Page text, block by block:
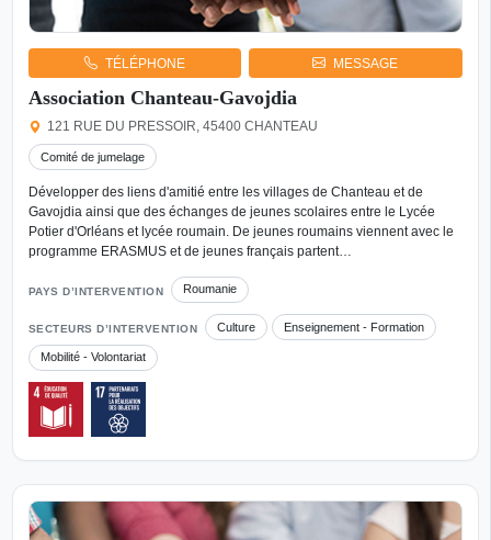
TÉLÉPHONE MESSAGE
Association Chanteau-Gavojdia
121 RUE DU PRESSOIR, 45400 CHANTEAU
Comité de jumelage
Développer des liens d'amitié entre les villages de Chanteau et de
Gavojdia ainsi que des échanges de jeunes scolaires entre le Lycée
Potier d'Orléans et lycée roumain. De jeunes roumains viennent avec le
programme ERASMUS et de jeunes français partent…
PAYS D’INTERVENTION Roumanie
SECTEURS D’INTERVENTION Culture Enseignement - Formation
Mobilité - Volontariat